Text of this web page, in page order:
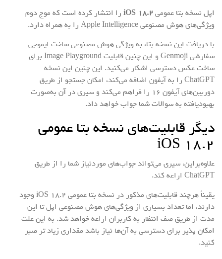
اپل نسخه بتا عمومی iOS 18.2 را انتشار کرده است که موج دوم
ویژگی‌های هوش مصنوعی Apple Intelligence را به همراه دارد.
با دریافت این نسخه بتا، به ویژگی هوش مصنوعی ساخت ایموجی
سفارشی Genmoji و این چنین قابلیت Image Playground برای
ساخت عکس دسترسی اشکار می‌کنید. این چنین این نسخه
ChatGPT را به آیفون اضافه می‌کند، امکان جستجو از طریق
دوربین‌های آیفون 16 را فراهم می‌کند و سیری در آن به‌صورت
بهبودیافته به سوالات شما جواب خواهد داد.
دیگر قابلیت‌های نسخه بتا عمومی
iOS 18.2
علاوه‌براین، سیری می‌تواند جواب‌های موردنیاز شما را از طریق
ChatGPT اراعه کند.
یقیناً هرچند قابلیت‌های مذکور در نسخه بتا عمومی iOS 18.2 وجود
دارند، اما تعداد بسیاری از ویژگی‌های هوش مصنوعی اپل تا این
مدت از طریق صف انتظار به کاربران اراعه خواهد شد. به این علت
امکان پذیر برای دسترسی به آن‌ها نیاز باشد مقداری زیاد تر صبر
کنید.